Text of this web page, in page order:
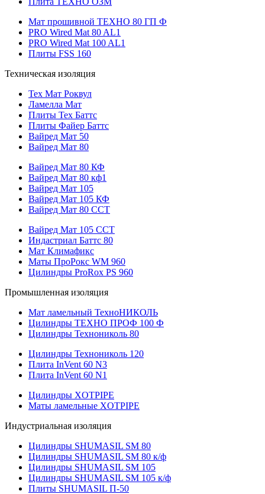
Мат прошивной ТЕХНО 80 ГП Ф
PRO Wired Mat 80 AL1
PRO Wired Mat 100 AL1
Плиты FSS 160
Техническая изоляция
Тех Мат Роквул
Ламелла Мат
Плиты Тех Баттс
Плиты Файер Баттс
Вайред Мат 50
Вайред Мат 80
Вайред Мат 80 КФ
Вайред Мат 80 кф1
Вайред Мат 105
Вайред Мат 105 КФ
Вайред Мат 80 ССТ
Вайред Мат 105 ССТ
Индастриал Баттс 80
Мат Климафикс
Маты ПроРокс WM 960
Цилиндры ProRox PS 960
Промышленная изоляция
Мат ламельный ТехноНИКОЛЬ
Цилиндры ТЕХНО ПРОФ 100 Ф
Цилиндры Технониколь 80
Цилиндры Технониколь 120
Плита InVent 60 N3
Плита InVent 60 N1
Цилиндры XOTPIPE
Маты ламельные XOTPIPE
Индустриальная изоляция
Цилиндры SHUMASIL SM 80
Цилиндры SHUMASIL SM 80 к/ф
Цилиндры SHUMASIL SM 105
Цилиндры SHUMASIL SM 105 к/ф
Плиты SHUMASIL П-50